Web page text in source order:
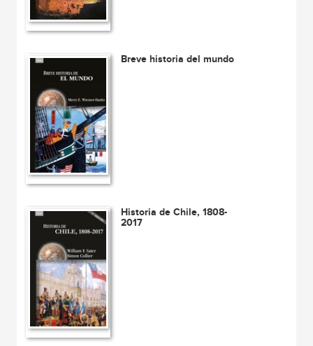
Breve historia del mundo
Historia de Chile, 1808-
2017